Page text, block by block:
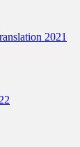
2021